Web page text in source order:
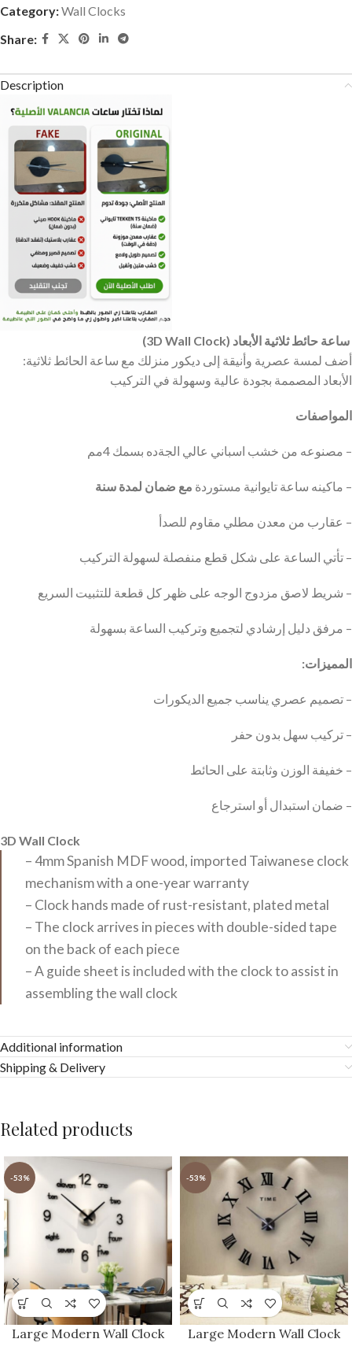
Category:Wall Clocks
Share:
Description
:أضف لمسة عصرية وأنيقة إلى ديكور منزلك مع ساعة الحائط ثلاثية
الأبعاد المصممة بجودة عالية وسهولة في التركيب
المواصفات
مصنوعه من خشب اسباني عالي الجةده بسمك 4مم –
ماكينه ساعة تايوانية مستوردة مع ضمان لمدة سنة –
عقارب من معدن مطلي مقاوم للصدأ –
تأتي الساعة على شكل قطع منفصلة لسهولة التركيب –
شريط لاصق مزدوج الوجه على ظهر كل قطعة للتثبيت السريع –
مرفق دليل إرشادي لتجميع وتركيب الساعة بسهولة –
:المميزات
تصميم عصري يناسب جميع الديكورات –
تركيب سهل بدون حفر –
خفيفة الوزن وثابتة على الحائط –
ضمان استبدال أو استرجاع –
3D Wall Clock
– 4mm Spanish MDF wood, imported Taiwanese clock
mechanism with a one-year warranty
– Clock hands made of rust-resistant, plated metal
– The clock arrives in pieces with double-sided tape
on the back of each piece
– A guide sheet is included with the clock to assist in
assembling the wall clock
Additional information
Shipping & Delivery
Related products
-53%
Large Modern Wall Clock
-53%
Large Modern Wall Clock